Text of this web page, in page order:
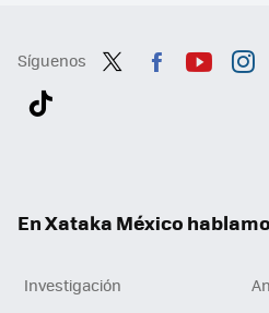
Síguenos
En Xataka México
Investigación